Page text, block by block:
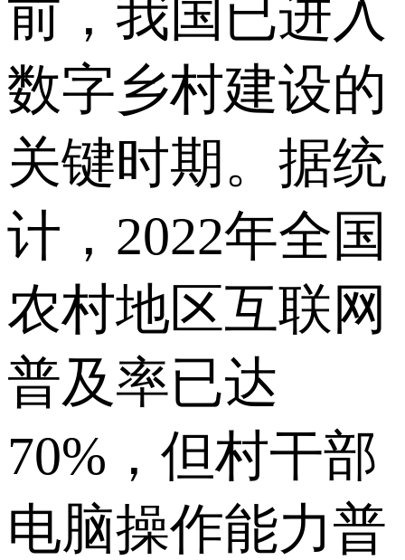
前，我国已进入
数字乡村建设的
关键时期。据统
计，2022年全国
农村地区互联网
普及率已达
70%，但村干部
电脑操作能力普